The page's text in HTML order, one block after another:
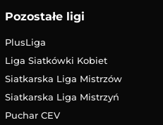
Pozostałe ligi
PlusLiga
Liga Siatkówki Kobiet
Siatkarska Liga Mistrzów
Siatkarska Liga Mistrzyń
Puchar CEV